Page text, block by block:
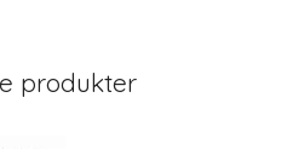
produkter